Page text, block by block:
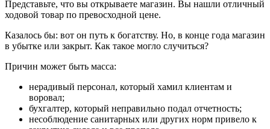
Представьте, что вы открываете магазин. Вы нашли отличный
ходовой товар по превосходной цене.
Казалось бы: вот он путь к богатству. Но, в конце года магазин
в убытке или закрыт. Как такое могло случиться?
Причин может быть масса:
нерадивый персонал, который хамил клиентам и
воровал;
бухгалтер, который неправильно подал отчетность;
несоблюдение санитарных или других норм привело к